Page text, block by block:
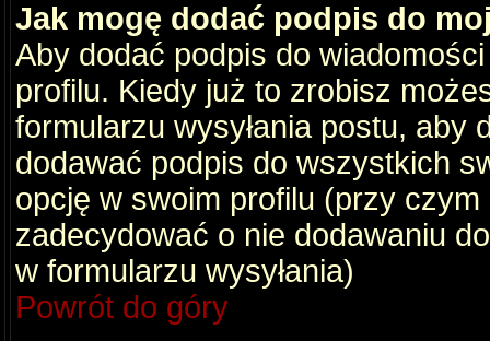
Jak mogę dodać podpis do
Aby dodać podpis do
profilu. Kiedy już to zrobisz
formularzu wysyłania postu,
dodawać podpis do wszystkich
opcję w swoim profilu (przy
zadecydować o nie dodawaniu
w formularzu wysyłania)
Powrót do góry